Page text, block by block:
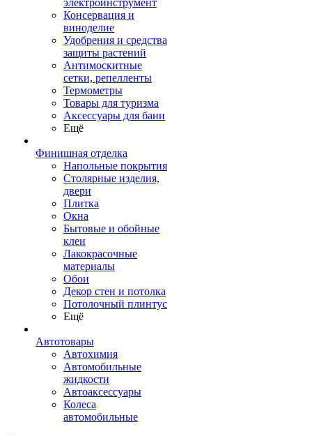
электроинструмент
Консервация и
виноделие
Удобрения и средства
защиты растений
Антимоскитные
сетки, репелленты
Термометры
Товары для туризма
Аксессуары для бани
Ещё
Финишная отделка
Напольные покрытия
Столярные изделия,
двери
Плитка
Окна
Бытовые и обойные
клеи
Лакокрасочные
материалы
Обои
Декор стен и потолка
Потолочный плинтус
Ещё
Автотовары
Автохимия
Автомобильные
жидкости
Автоаксессуары
Колеса
автомобильные